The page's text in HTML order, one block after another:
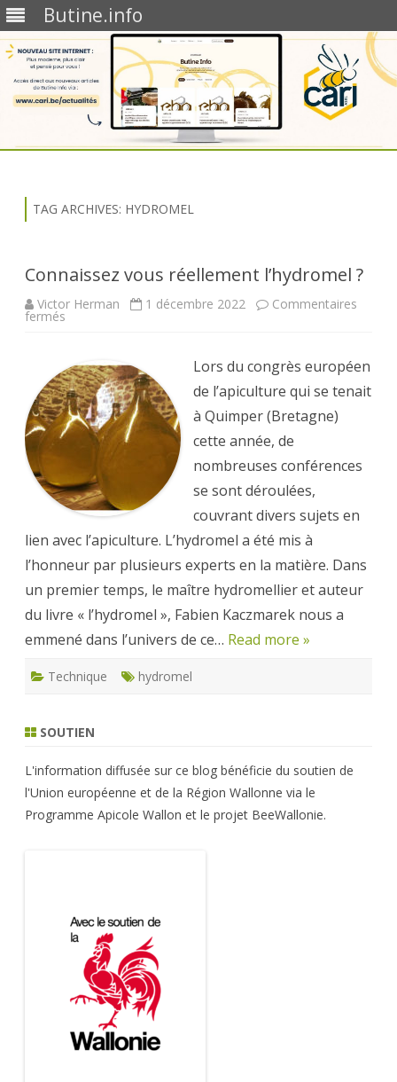
Butine.info
TAG ARCHIVES: HYDROMEL
Connaissez vous réellement l’hydromel ?
Victor Herman 1 décembre 2022 Commentaires
fermés
l’hydromel
?
Lors du congrès européen
de l’apiculture qui se tenait
à Quimper (Bretagne)
cette année, de
nombreuses conférences
se sont déroulées,
couvrant divers sujets en
lien avec l’apiculture. L’hydromel a été mis à
l’honneur par plusieurs experts en la matière. Dans
un premier temps, le maître hydromellier et auteur
du livre « l’hydromel », Fabien Kaczmarek nous a
emmené dans l’univers de ce… Read more »
Technique hydromel
SOUTIEN
L'information diffusée sur ce blog bénéficie du soutien de
l'Union européenne et de la Région Wallonne via le
Programme Apicole Wallon et le projet BeeWallonie.